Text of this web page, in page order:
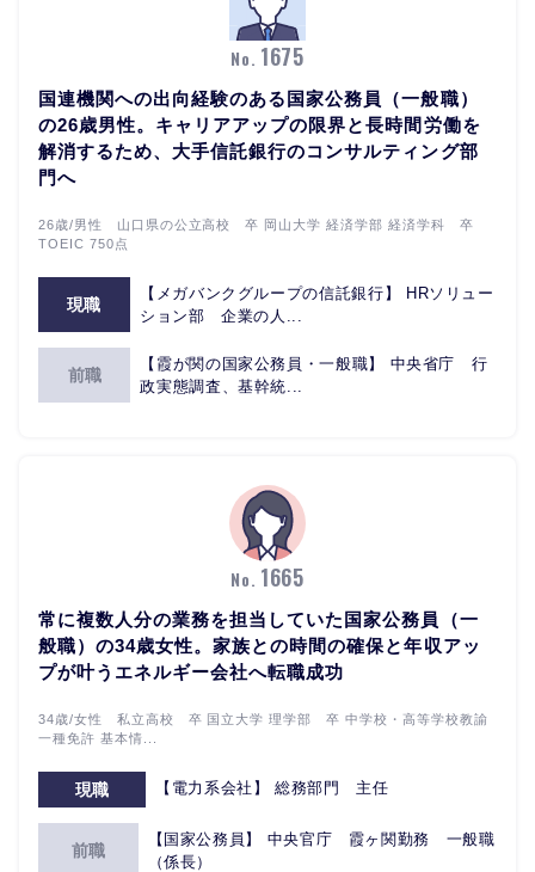
No. 1675
国連機関への出向経験のある国家公務員（一般職）
の26歳男性。キャリアアップの限界と長時間労働を
解消するため、大手信託銀行のコンサルティング部
門へ
26歳/男性 山口県の公立高校 卒 岡山大学 経済学部 経済学科 卒
TOEIC 750点
現職
【メガバンクグループの信託銀行】 HRソリュー
ション部 企業の人...
前職
【霞が関の国家公務員・一般職】 中央省庁 行
政実態調査、基幹統...
No. 1665
常に複数人分の業務を担当していた国家公務員（一
般職）の34歳女性。家族との時間の確保と年収アッ
プが叶うエネルギー会社へ転職成功
34歳/女性 私立高校 卒 国立大学 理学部 卒 中学校・高等学校教諭
一種免許 基本情...
現職 【電力系会社】 総務部門 主任
前職
【国家公務員】 中央官庁 霞ヶ関勤務 一般職
（係長）